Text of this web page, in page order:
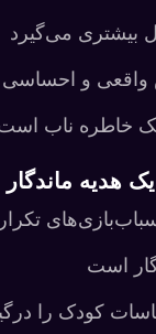
بیشتری می‌گیرد
و احساسی
خاطره ناب
است
کودک را